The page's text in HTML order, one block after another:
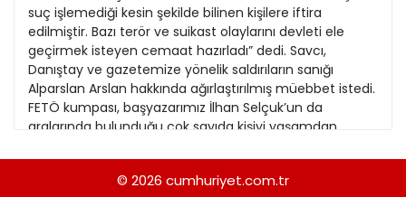
Turizm Eki
Yerel Yönetimler
1983
1982
1981
1980
28
29
30
31
20
21
22
suç işlemediği kesin şekilde bilinen kişilere iftira
edilmiştir. Bazı terör ve suikast olaylarını devleti ele
geçirmek isteyen cemaat hazırladı” dedi. Savcı,
Danıştay ve gazetemize yönelik saldırıların sanığı
Alparslan Arslan hakkında ağırlaştırılmış müebbet istedi.
FETÖ kumpası, başyazarımız İlhan Selçuk’un da
aralarında bulunduğu çok sayıda kişiyi yaşamdan
HUKUKÇULAR: İLK GÜN BU KARAR VERİLMELİYDİ >> 7’de ‘
Kıyaklarla doluBelediyeler için kese açıldı. Yandaş
© 2026 cumhuriyet.com.tr